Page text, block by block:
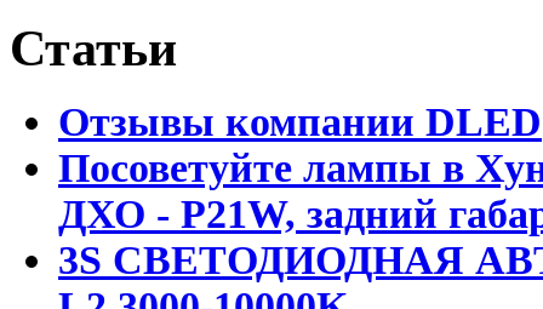
Статьи
Отзывы компании DLED
Посоветуйте лампы в
ДХО - P21W, задний
3S СВЕТОДИОДНАЯ